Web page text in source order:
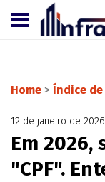
Home > Índice
12 de janeiro de 2026
Em 2026,
"CPF".